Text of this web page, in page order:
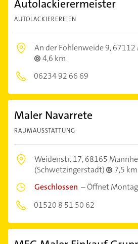
Autolackierermeister
AUTOLACKIEREREIEN
An der Fohlenweide 9,
4,6 km
06234 92 66 69
Maler Navarrete
RAUMAUSSTATTUNG
Weidenstr. 17,68165
(Schwetzingerstadt)
7,5 km
Geschlossen –Öffnet
01520 8 51 50 62